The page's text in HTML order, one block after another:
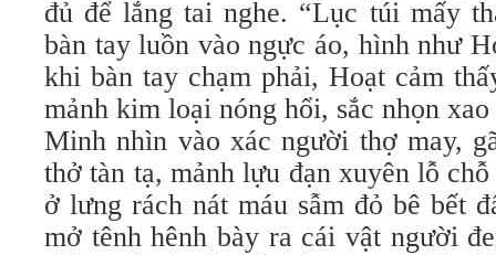
đủ để lắng tai nghe. “Lục túi mấy
bàn tay luồn vào ngực áo, hình như
khi bàn tay chạm phải, Hoạt cảm
mảnh kim loại nóng hổi, sắc nhọn xao
Minh nhìn vào xác người thợ may,
thở tàn tạ, mảnh lựu đạn xuyên lỗ
ở lưng rách nát máu sẫm đỏ bê bết
mở tênh hênh bày ra cái vật người